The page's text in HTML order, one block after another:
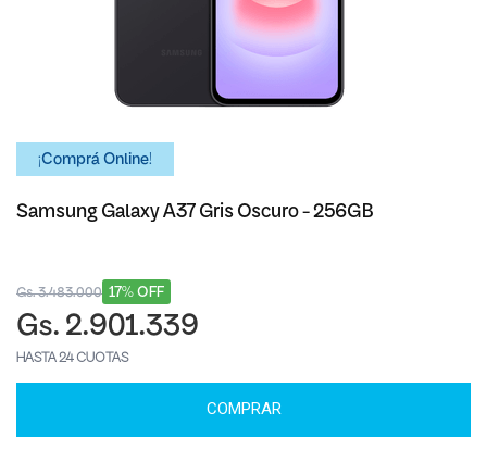
¡Comprá Online!
Samsung Galaxy A37 Gris Oscuro - 256GB
17% OFF
Gs. 3.483.000
Gs. 2.901.339
HASTA 24 CUOTAS
COMPRAR